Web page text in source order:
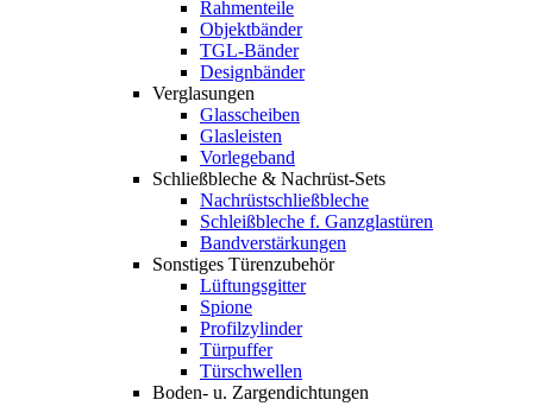
Rahmenteile
Objektbänder
TGL-Bänder
Designbänder
Verglasungen
Glasscheiben
Glasleisten
Vorlegeband
Schließbleche & Nachrüst-Sets
Nachrüstschließbleche
Schleißbleche f. Ganzglastüren
Bandverstärkungen
Sonstiges Türenzubehör
Lüftungsgitter
Spione
Profilzylinder
Türpuffer
Türschwellen
Boden- u. Zargendichtungen